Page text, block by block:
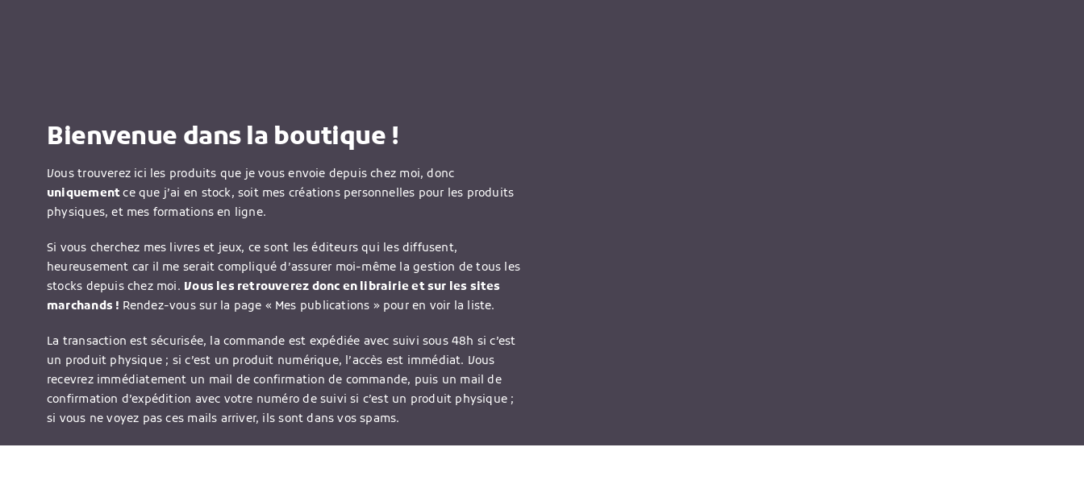
Bienvenue dans la boutique !
Vous trouverez ici les produits que je vous envoie depuis chez moi, donc
uniquementce que j’ai en stock, soit mes créations personnelles pour les produits
physiques, et mes formations en ligne.
Si vous cherchez mes livres et jeux, ce sont les éditeurs qui les diffusent,
heureusement car il me serait compliqué d’assurer moi-même la gestion de tous les
stocks depuis chez moi. Vous les retrouverez donc en librairie et sur les sites
marchands ! Rendez-vous sur la page « Mes publications » pour en voir la liste.
La transaction est sécurisée, la commande est expédiée avec suivi sous 48h si c’est
un produit physique ; si c’est un produit numérique, l’accès est immédiat. Vous
recevrez immédiatement un mail de confirmation de commande, puis un mail de
confirmation d’expédition avec votre numéro de suivi si c’est un produit physique ;
si vous ne voyez pas ces mails arriver, ils sont dans vos spams.